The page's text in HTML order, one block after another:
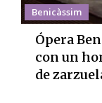
Benicàssim
Ópera
con un
de